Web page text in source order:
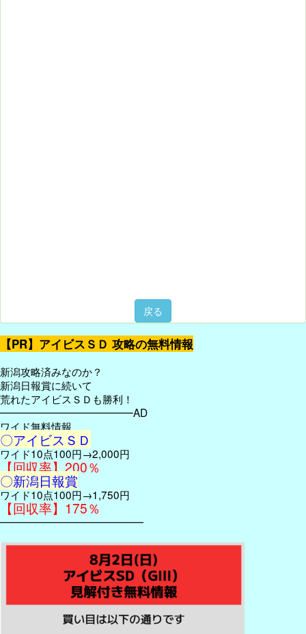
戻る
【PR】アイビスＳＤ 攻略の無料情報
新潟攻略済みなのか？
新潟日報賞に続いて
荒れたアイビスＳＤも勝利！
━━━━━━━━━━━━━AD
ワイド無料情報
〇アイビスＳＤ
ワイド10点100円→2,000円
【回収率】200％
〇新潟日報賞
ワイド10点100円→1,750円
【回収率】175％
━━━━━━━━━━━━━━